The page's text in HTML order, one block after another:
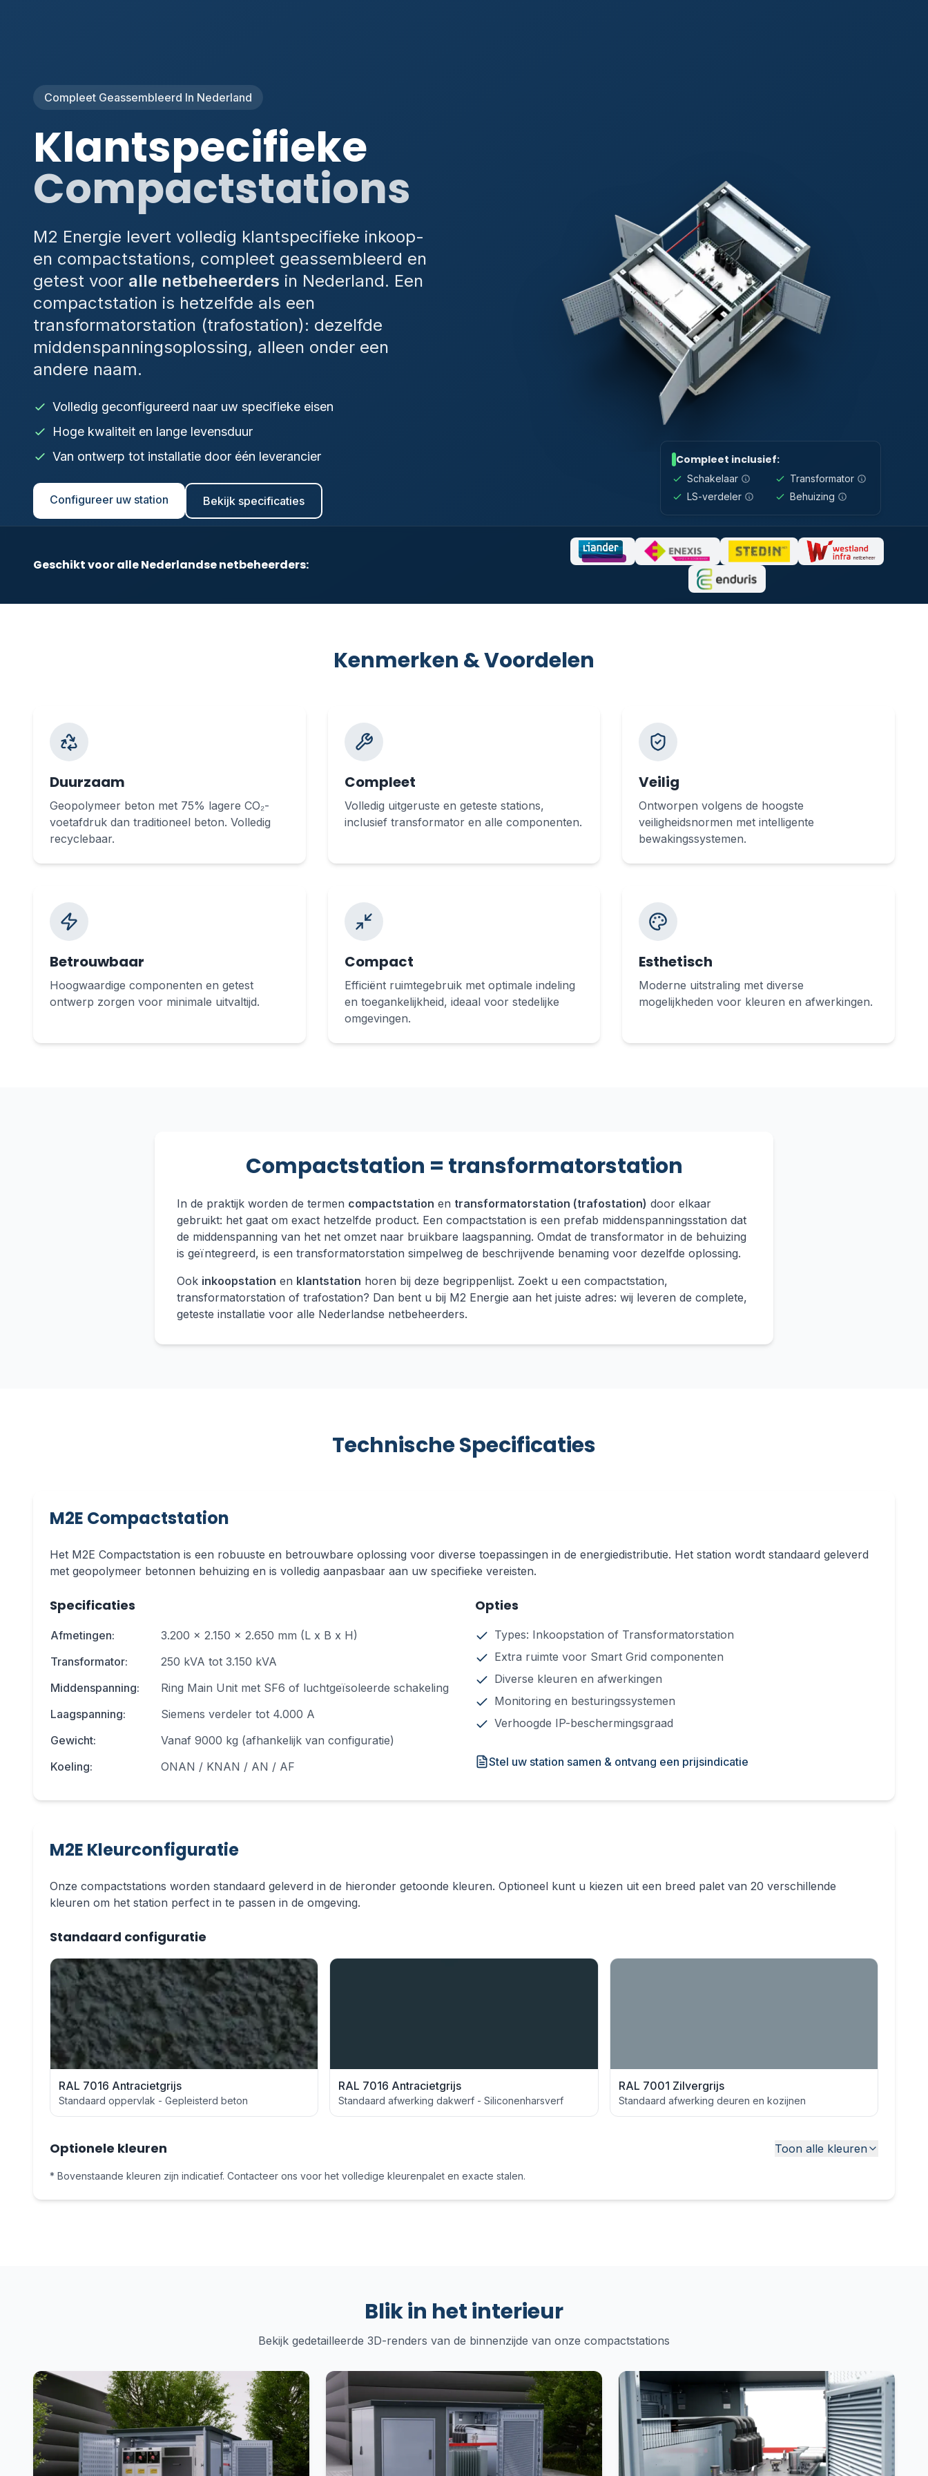
Compleet Geassembleerd In Nederland
Klantspecifieke
Compactstations
M2 Energie levert volledig klantspecifieke inkoop-
en compactstations, compleet geassembleerd en
getest voor alle netbeheerders in Nederland. Een
compactstation is hetzelfde als een
transformatorstation (trafostation): dezelfde
middenspanningsoplossing, alleen onder een
andere naam.
Volledig geconfigureerd naar uw specifieke eisen
Hoge kwaliteit en lange levensduur
Van ontwerp tot installatie door één leverancier
Configureer uw station Bekijk specificaties
Compleet inclusief:
Schakelaar
Transformator
LS-verdeler
Behuizing
Geschikt voor alle Nederlandse netbeheerders:
Kenmerken & Voordelen
Duurzaam
Geopolymeer beton met 75% lagere CO₂-
voetafdruk dan traditioneel beton. Volledig
recyclebaar.
Compleet
Volledig uitgeruste en geteste stations,
inclusief transformator en alle componenten.
Veilig
Ontworpen volgens de hoogste
veiligheidsnormen met intelligente
bewakingssystemen.
Betrouwbaar
Hoogwaardige componenten en getest
ontwerp zorgen voor minimale uitvaltijd.
Compact
Efficiënt ruimtegebruik met optimale indeling
en toegankelijkheid, ideaal voor stedelijke
omgevingen.
Esthetisch
Moderne uitstraling met diverse
mogelijkheden voor kleuren en afwerkingen.
Compactstation = transformatorstation
In de praktijk worden de termen compactstation en transformatorstation (trafostation) door elkaar
gebruikt: het gaat om exact hetzelfde product. Een compactstation is een prefab middenspanningsstation dat
de middenspanning van het net omzet naar bruikbare laagspanning. Omdat de transformator in de behuizing
is geïntegreerd, is een transformatorstation simpelweg de beschrijvende benaming voor dezelfde oplossing.
Ook inkoopstation en klantstation horen bij deze begrippenlijst. Zoekt u een compactstation,
transformatorstation of trafostation? Dan bent u bij M2 Energie aan het juiste adres: wij leveren de complete,
geteste installatie voor alle Nederlandse netbeheerders.
Technische Specificaties
M2E Compactstation
Het M2E Compactstation is een robuuste en betrouwbare oplossing voor diverse toepassingen in de energiedistributie. Het station wordt standaard geleverd
met geopolymeer betonnen behuizing en is volledig aanpasbaar aan uw specifieke vereisten.
Specificaties
Specificatie
Afmetingen:
3.200 x 2.150 x 2.650 mm (L x B x H)
Transformator:
250 kVA tot 3.150 kVA
Middenspanning:
Ring Main Unit met SF6 of luchtgeïsoleerde schakeling
Laagspanning:
Siemens verdeler tot 4.000 A
Gewicht:
Vanaf 9000 kg (afhankelijk van configuratie)
Koeling: ONAN / KNAN / AN / AF
Opties
Types: Inkoopstation of Transformatorstation
Extra ruimte voor Smart Grid componenten
Diverse kleuren en afwerkingen
Monitoring en besturingssystemen
Verhoogde IP-beschermingsgraad
Stel uw station samen & ontvang een prijsindicatie
M2E Kleurconfiguratie
Onze compactstations worden standaard geleverd in de hieronder getoonde kleuren. Optioneel kunt u kiezen uit een breed palet van 20 verschillende
kleuren om het station perfect in te passen in de omgeving.
Standaard configuratie
RAL 7016 Antracietgrijs
Standaard oppervlak - Gepleisterd beton
RAL 7016 Antracietgrijs
Standaard afwerking dakwerf - Siliconenharsverf
RAL 7001 Zilvergrijs
Standaard afwerking deuren en kozijnen
Optionele kleuren Toon alle kleuren
* Bovenstaande kleuren zijn indicatief. Contacteer ons voor het volledige kleurenpalet en exacte stalen.
Blik in het interieur
Bekijk gedetailleerde 3D-renders van de binnenzijde van onze compactstations